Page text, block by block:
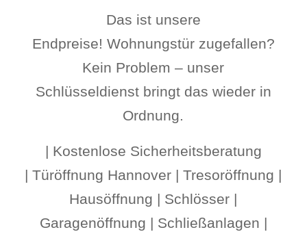
Das ist unsere
Endpreise! Wohnungstür zugefallen?
Kein Problem – unser
Schlüsseldienst bringt das wieder in
Ordnung.
| Kostenlose Sicherheitsberatung
| Türöffnung Hannover | Tresoröffnung |
Hausöffnung | Schlösser |
Garagenöffnung | Schließanlagen |